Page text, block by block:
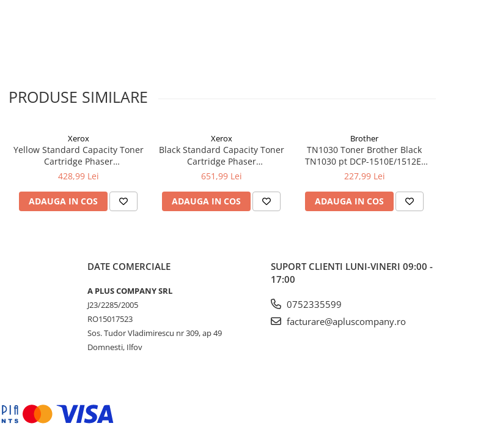
PRODUSE SIMILARE
Xerox
Yellow Standard Capacity Toner
Cartridge Phaser
6510/WorkCentre 6515
428,99 Lei
ADAUGA IN COS
Xerox
Black Standard Capacity Toner
Cartridge Phaser
6510/WorkCentre 6515
651,99 Lei
ADAUGA IN COS
Brother
TN1030 Toner Brother Black
TN1030 pt DCP-1510E/1512E,
HL-1110E/1112E ,1K
227,99 Lei
ADAUGA IN COS
DATE COMERCIALE
A PLUS COMPANY SRL
J23/2285/2005
RO15017523
Sos. Tudor Vladimirescu nr 309, ap 49
Domnesti, Ilfov
SUPORT CLIENTI LUNI-VINERI 09:00 -
17:00
0752335599
facturare@apluscompany.ro